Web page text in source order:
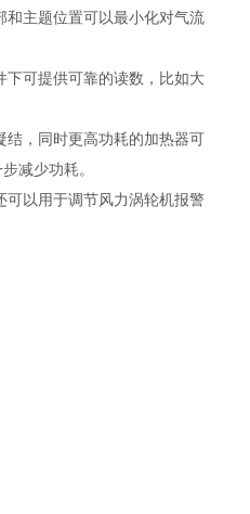
和主题位置可以最小化对气流
可提供可靠的读数，比如大
，同时更高功耗的加热器可
减少功耗。
可以用于调节风力涡轮机报警